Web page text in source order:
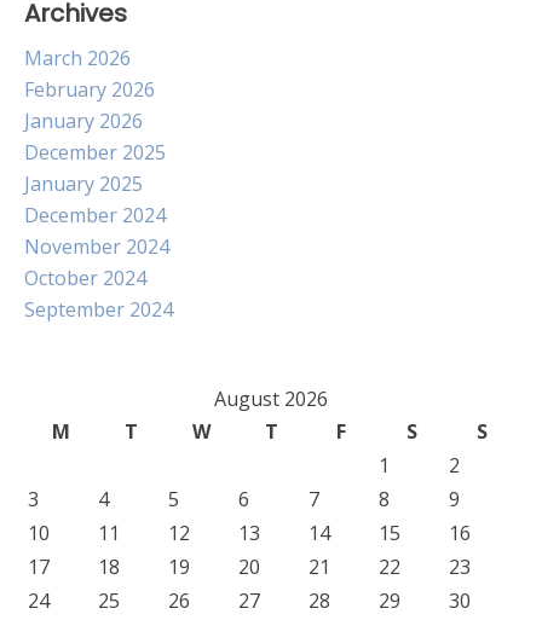
Archives
March 2026
February 2026
January 2026
December 2025
January 2025
December 2024
November 2024
October 2024
September 2024
August 2026
M
T W T F S
S
1
2
3
4 5 6 7 8
9
10
11 12 13 14 15
16
17
18 19 20 21 22
23
24
25 26 27 28 29
30